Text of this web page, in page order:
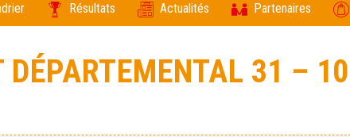
Résultats Actualités Partenaires
31 –